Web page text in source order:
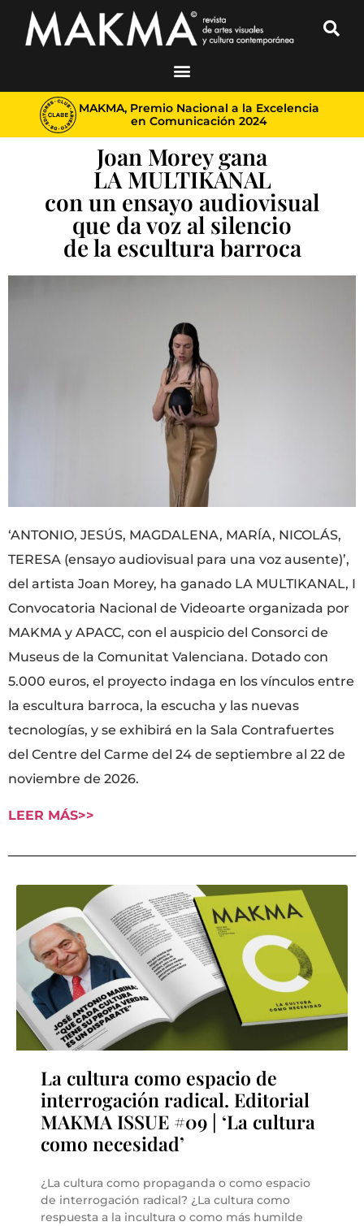
MAKMA, Premio Nacional a la Excelencia
en Comunicación 2024
Joan Morey gana
LA MULTIKANAL
con un ensayo audiovisual
que da voz al silencio
de la escultura barroca
‘ANTONIO, JESÚS, MAGDALENA, MARÍA, NICOLÁS,
TERESA (ensayo audiovisual para una voz ausente)’,
del artista Joan Morey, ha ganado LA MULTIKANAL, I
Convocatoria Nacional de Videoarte organizada por
MAKMA y APACC, con el auspicio del Consorci de
Museus de la Comunitat Valenciana. Dotado con
5.000 euros, el proyecto indaga en los vínculos entre
la escultura barroca, la escucha y las nuevas
tecnologías, y se exhibirá en la Sala Contrafuertes
del Centre del Carme del 24 de septiembre al 22 de
noviembre de 2026.
LEER MÁS>>
La cultura como espacio de
interrogación radical. Editorial
MAKMA ISSUE #09 | ‘La cultura
como necesidad’
¿La cultura como propaganda o como espacio
de interrogación radical? ¿La cultura como
respuesta a la incultura o como más humilde